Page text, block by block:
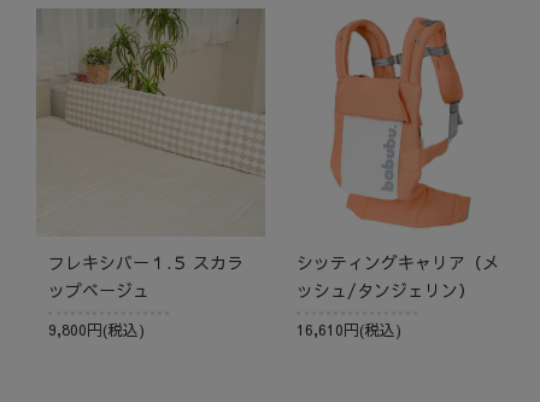
フレキシバー１.５ スカラ
ップベージュ
9,800円(税込)
シッティングキャリア（メ
ッシュ/タンジェリン）
16,610円(税込)